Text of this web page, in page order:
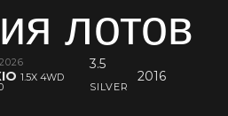
лотов
3.5
1.5X 4WD 2016
SILVER